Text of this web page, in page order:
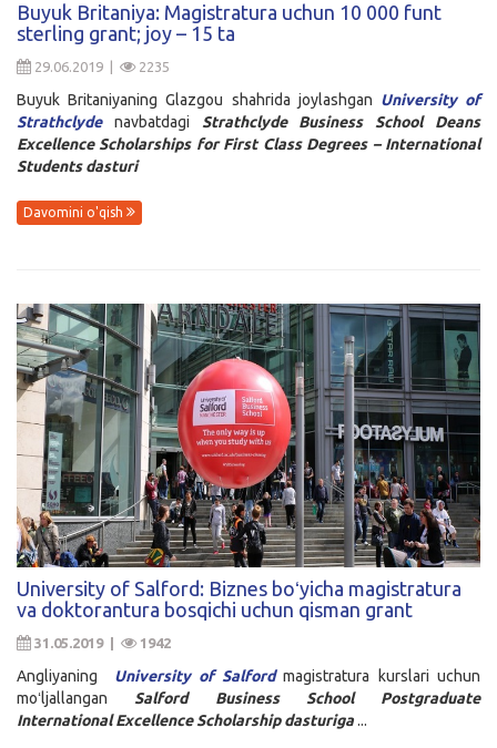
Buyuk Britaniya: Magistratura uchun 10 000 funt
sterling grant; joy – 15 ta
29.06.2019 | 2235
Buyuk Britaniyaning Glazgou shahrida joylashgan University of
Strathclydenavbatdagi Strathclyde Business School Deans
Excellence Scholarships for First Class Degrees – International
Students dasturi
Davomini o'qish
University of Salford: Biznes boʻyicha magistratura
va doktorantura bosqichi uchun qisman grant
31.05.2019 | 1942
Angliyaning University of Salfordmagistratura kurslari uchun
moʻljallanganSalford Business School Postgraduate
International Excellence Scholarshipdasturiga...